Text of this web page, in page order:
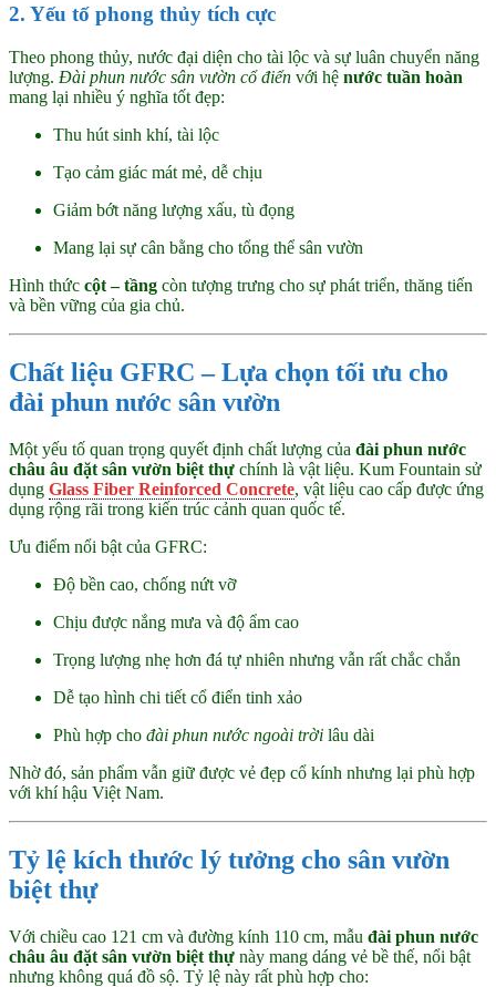
2. Yếu tố phong thủy tích cực
Theo phong thủy, nước đại diện cho tài lộc và sự luân chuyển năng
lượng. Đài phun nước sân vườn cổ điển với hệ nước tuần hoàn
mang lại nhiều ý nghĩa tốt đẹp:
Thu hút sinh khí, tài lộc
Tạo cảm giác mát mẻ, dễ chịu
Giảm bớt năng lượng xấu, tù đọng
Mang lại sự cân bằng cho tổng thể sân vườn
Hình thức cột – tầng còn tượng trưng cho sự phát triển, thăng tiến
và bền vững của gia chủ.
Chất liệu GFRC – Lựa chọn tối ưu cho
đài phun nước sân vườn
Một yếu tố quan trọng quyết định chất lượng của đài phun nước
châu âu đặt sân vườn biệt thự chính là vật liệu. Kum Fountain sử
dụng Glass Fiber Reinforced Concrete, vật liệu cao cấp được ứng
dụng rộng rãi trong kiến trúc cảnh quan quốc tế.
Ưu điểm nổi bật của GFRC:
Độ bền cao, chống nứt vỡ
Chịu được nắng mưa và độ ẩm cao
Trọng lượng nhẹ hơn đá tự nhiên nhưng vẫn rất chắc chắn
Dễ tạo hình chi tiết cổ điển tinh xảo
Phù hợp cho đài phun nước ngoài trời lâu dài
Nhờ đó, sản phẩm vẫn giữ được vẻ đẹp cổ kính nhưng lại phù hợp
với khí hậu Việt Nam.
Tỷ lệ kích thước lý tưởng cho sân vườn
biệt thự
Với chiều cao 121 cm và đường kính 110 cm, mẫu đài phun nước
châu âu đặt sân vườn biệt thự này mang dáng vẻ bề thế, nổi bật
nhưng không quá đồ sộ. Tỷ lệ này rất phù hợp cho: